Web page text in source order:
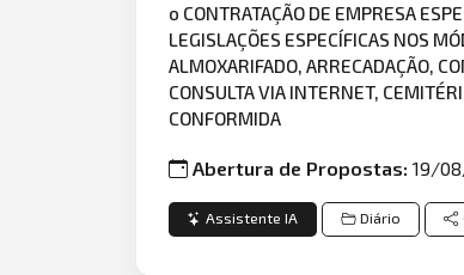
o CONTRATAÇÃO DE EMPRESA
LEGISLAÇÕES ESPECÍFICAS NOS
ALMOXARIFADO, ARRECADAÇÃO,
CONSULTA VIA INTERNET,
CONFORMIDA
Abertura de Propostas:19/
Assistente IA Diário